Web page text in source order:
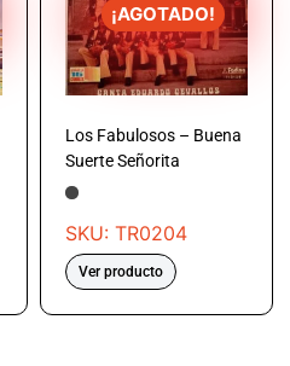
¡AGOTADO!
Los Fabulosos – Buena
Suerte Señorita
SKU: TR0204
Ver producto